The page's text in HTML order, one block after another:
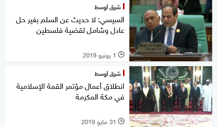
شرق أوسط
السيسي: لا حديث عن السلم بغير حل
عادل وشامل لقضية فلسطين
l 1 يونيو 2019
شرق أوسط
انطلاق أعمال مؤتمر القمة الإسلامية
في مكة المكرمة
l 31 مايو 2019